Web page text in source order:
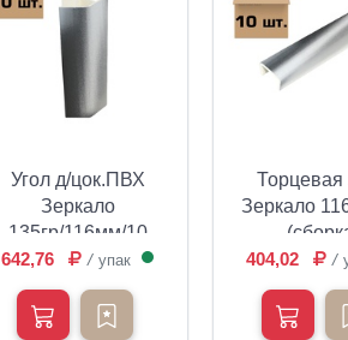
Угол д/цок.ПВХ
Зеркало
135гр/116мм/10
(сборка)
642,76 упак
Торцевая
Зеркало
404,02